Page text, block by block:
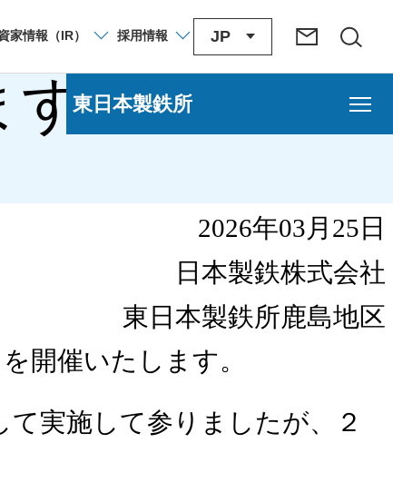
家情報 （IR） 採用情報 JP
す！
2026年03月25日
日本製鉄株式会社
東日本製鉄所鹿島地区
開催いたします。
実施して参りましたが、２
東日本製鉄所